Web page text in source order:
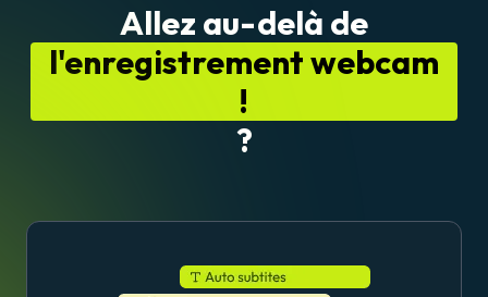
Allez au-delà de
l'enregistrement webcam
!
?